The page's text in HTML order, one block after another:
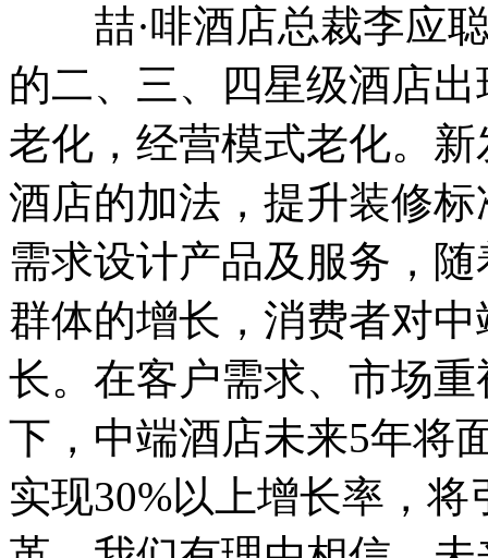
喆·啡酒店总裁李应聪
的二、三、四星级酒店
老化，经营模式老化。
酒店的加法，提升装修
需求设计产品及服务，
群体的增长，消费者对
长。在客户需求、市场
下，中端酒店未来5年将
实现30%以上增长率，